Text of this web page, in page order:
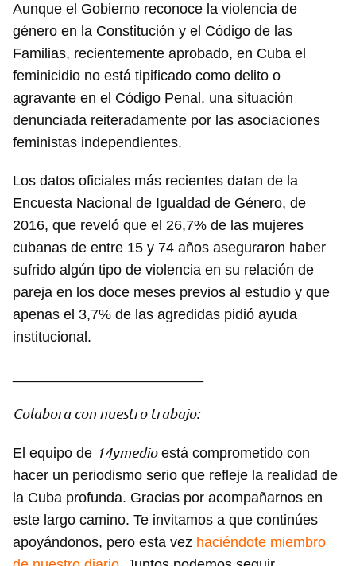
Aunque el Gobierno reconoce la violencia de
género en la Constitución y el Código de las
Familias, recientemente aprobado, en Cuba el
feminicidio no está tipificado como delito o
agravante en el Código Penal, una situación
denunciada reiteradamente por las asociaciones
feministas independientes.
Los datos oficiales más recientes datan de la
Encuesta Nacional de Igualdad de Género, de
2016, que reveló que el 26,7% de las mujeres
cubanas de entre 15 y 74 años aseguraron haber
sufrido algún tipo de violencia en su relación de
pareja en los doce meses previos al estudio y que
apenas el 3,7% de las agredidas pidió ayuda
institucional.
Colabora con nuestro trabajo:
El equipo de 14ymedioestá comprometido con
hacer un periodismo serio que refleje la realidad de
la Cuba profunda. Gracias por acompañarnos en
este largo camino. Te invitamos a que continúes
apoyándonos, pero esta vez haciéndote miembro